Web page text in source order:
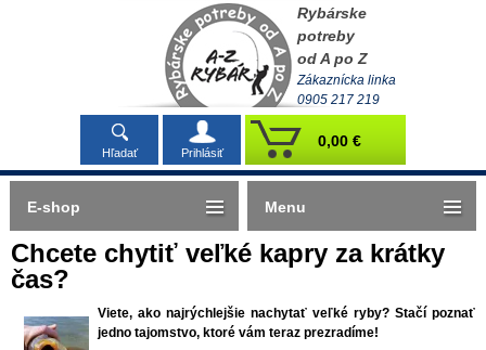
Rybárske
potreby
od A po Z
Zákaznícka linka
0905 217 219
Hľadať Prihlásiť
0,00 €
Chcete chytiť veľké kapry za krátky
čas?
Viete, ako najrýchlejšie nachytať veľké ryby? Stačí poznať
jedno tajomstvo, ktoré vám teraz prezradíme!
E-shop Menu